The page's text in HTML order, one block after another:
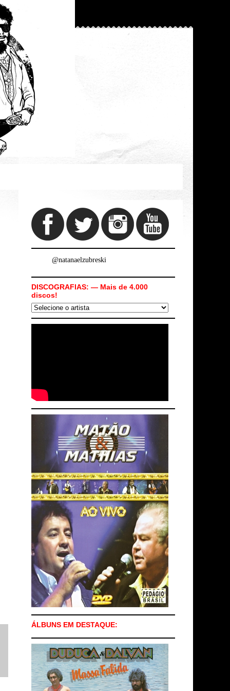
@natanaelzubreski
DISCOGRAFIAS: — Mais de 4.000
discos!
ÁLBUNS EM DESTAQUE: